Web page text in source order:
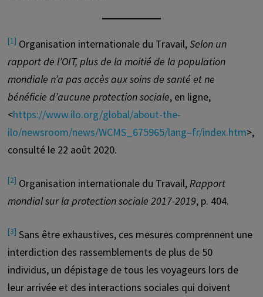
[1] Organisation internationale du Travail,Selon un
rapport de l’OIT, plus de la moitié de la population
mondiale n’a pas accès aux soins de santé et ne
bénéficie d’aucune protection sociale, en ligne,
<https://www.ilo.org/global/about-the-
ilo/newsroom/news/WCMS_675965/lang–fr/index.htm>,
consulté le 22 août 2020.
[2] Organisation internationale du Travail,Rapport
mondial sur la protection sociale 2017-2019, p. 404.
[3] Sans être exhaustives, ces mesures comprennent une
interdiction des rassemblements de plus de 50
individus, un dépistage de tous les voyageurs lors de
leur arrivée et des interactions sociales qui doivent